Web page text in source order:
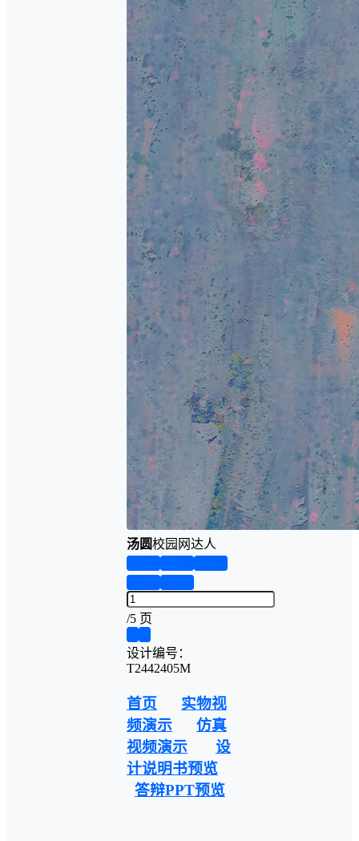
汤圆校园网达人
/5 页
设计编号：
T2442405M
首页
实物视
频演示
仿真
视频演示
设
计说明书预览
答辩PPT预览